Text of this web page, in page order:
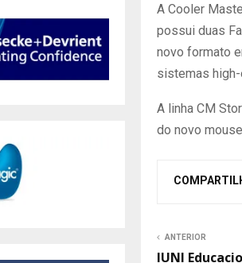
A Cooler
possui duas
novo formato
sistemas high-
A linha CM
do novo
ANTERIOR
IUNI